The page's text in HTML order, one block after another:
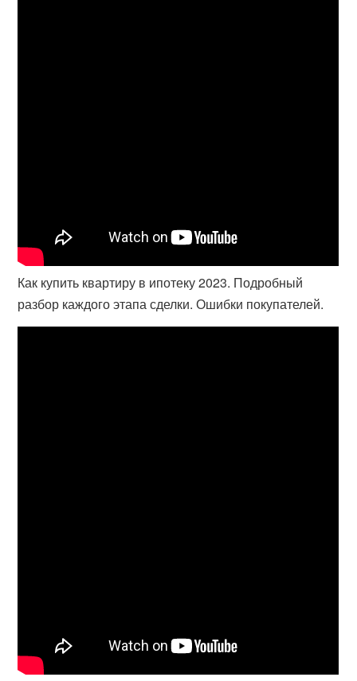
Как купить квартиру в ипотеку 2023. Подробный
разбор каждого этапа сделки. Ошибки покупателей.